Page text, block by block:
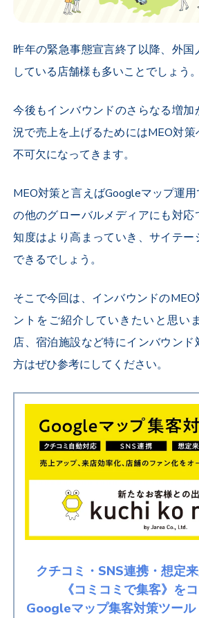
昨年の緊急事態宣言終了以降、外
している店舗様も多いことでしょう。
今後もインバウンドのさらなる増加
況で売上を上げるためにはMEO対
不可欠になってきます。
MEO対策と言えばGoogleマップ運
の他のグローバルメディアにも対
知度はより高まっていき、サイテ
できるでしょう。
そこで今回は、インバウンドの
ントをご紹介していきたいと思い
店、宿泊施設など特にインバウン
方はぜひ参考にしてください。
クチコミ・SNS連携・想定
《コミコミで集客》をコ
Googleマップ集客対策ツール